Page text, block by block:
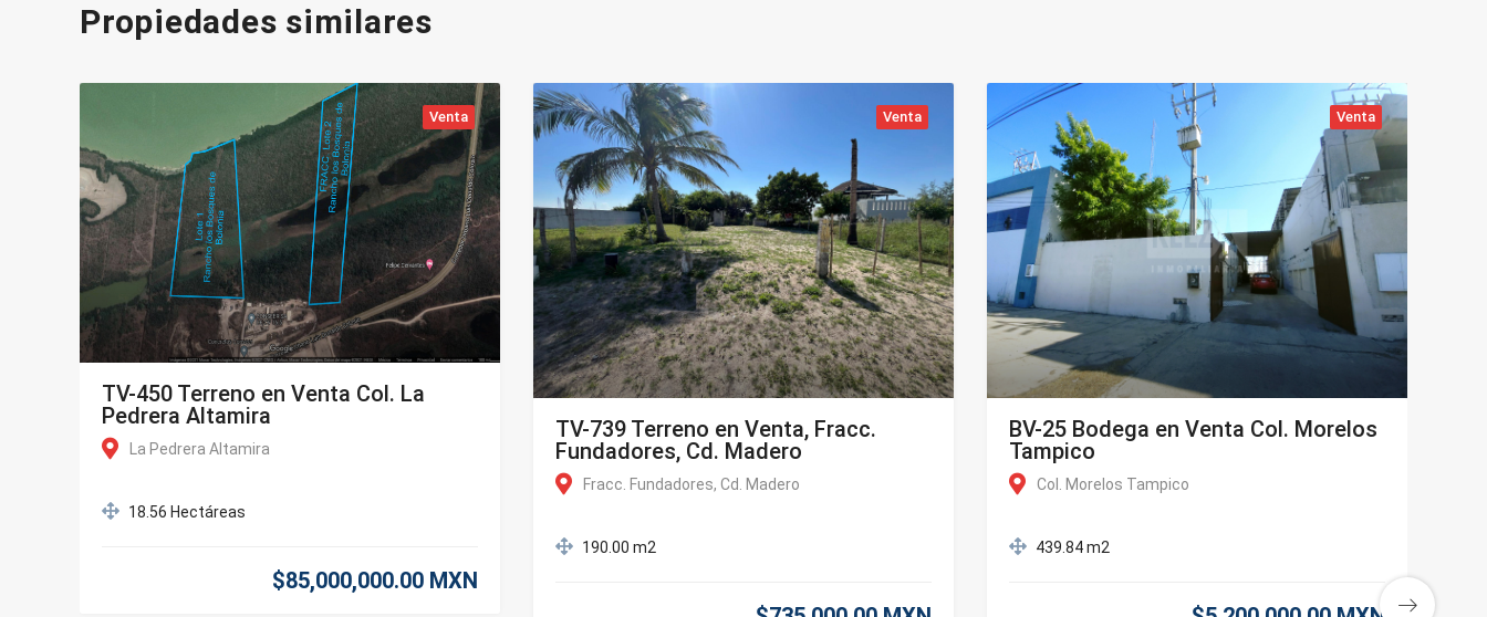
Propiedades similares
Venta
TV-450 Terreno en Venta Col. La
Pedrera Altamira
La Pedrera Altamira
18.56 Hectáreas
$85,000,000.00 MXN
Venta
TV-739 Terreno en Venta, Fracc.
Fundadores, Cd. Madero
Fracc. Fundadores, Cd. Madero
190.00 m2
Venta
BV-25 Bodega en Venta Col. Morelos
Tampico
Col. Morelos Tampico
439.84 m2